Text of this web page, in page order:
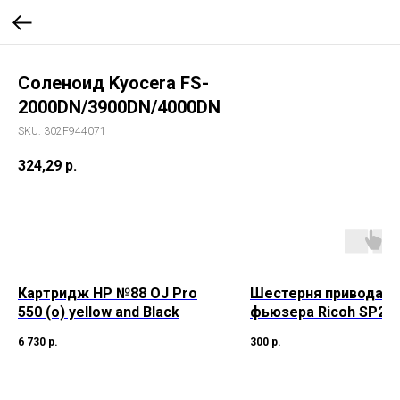
Соленоид Kyocera FS-
2000DN/3900DN/4000DN
SKU: 302F944071
324,29 р.
Картридж HP №88 OJ Pro
550 (o) yellow and Black
6 730 р.
Шестерня привода
фьюзера Ricoh
300 р.